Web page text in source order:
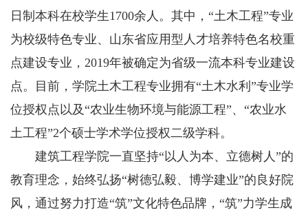
日制本科在校学生1700余人。其中，“土木工程”专业
为校级特色专业、山东省应用型人才培养特色名校重
点建设专业，2019年被确定为省级一流本科专业建设
点。目前，学院土木工程专业拥有“土木水利”专业学
位授权点以及“农业生物环境与能源工程”、“农业水
土工程”2个硕士学术学位授权二级学科。
建筑工程学院一直坚持“以人为本、立德树人”的
教育理念，始终弘扬“树德弘毅、博学建业”的良好院
风，通过努力打造“筑”文化特色品牌，“筑”力学生成